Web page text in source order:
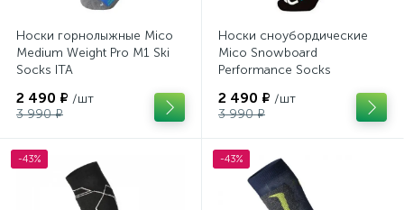
Носки горнолыжные Mico
Medium Weight Pro M1 Ski
Socks ITA
2 490 ₽ /шт
3 990 ₽
Носки сноубордические
Mico Snowboard
Performance Socks
2 490 ₽ /шт
3 990 ₽
-43% -43%